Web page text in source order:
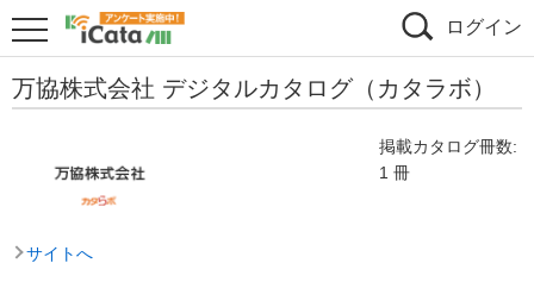
ログイン
万協株式会社 デジタルカタログ（カタラボ）
掲載カタログ冊数:
1 冊
サイトへ